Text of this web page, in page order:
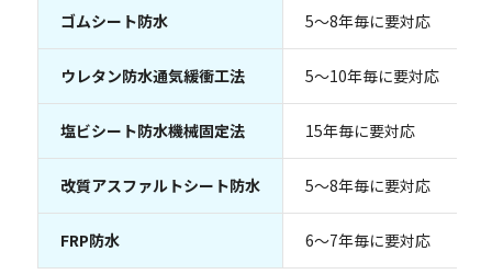
ゴムシート防水 5～8年毎に要対応
ウレタン防水通気緩衝工法 5～10年毎に要対応
塩ビシート防水機械固定法 15年毎に要対応
改質アスファルトシート防水 5～8年毎に要対応
FRP防水 6～7年毎に要対応